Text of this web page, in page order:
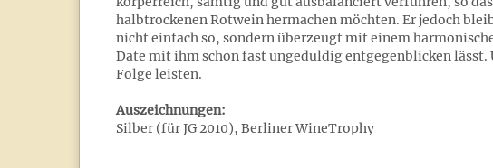
halbtrockenen Rotwein hermachen möchten. Er jedoch
nicht einfach so, sondern überzeugt mit einem
Date mit ihm schon fast ungeduldig entgegenblicken lässt.
Folge leisten.
Auszeichnungen:
Silber (für JG 2010), Berliner WineTrophy